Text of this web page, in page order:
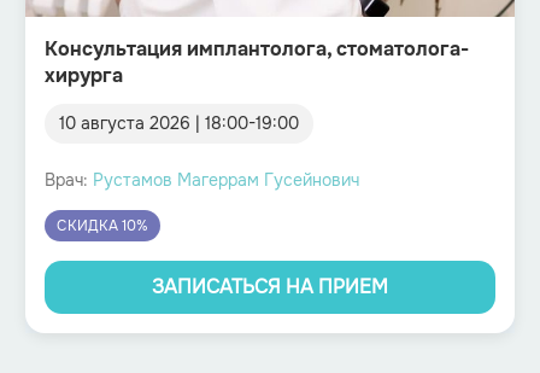
Консультация имплантолога, стоматолога-
хирурга
10 августа 2026 | 18:00-19:00
Врач: Рустамов Магеррам Гусейнович
СКИДКА 10%
ЗАПИСАТЬСЯ НА ПРИЕМ